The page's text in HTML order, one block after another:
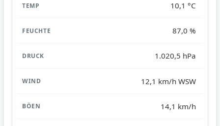
10,1 °C
87,0 %
1.020,5 hPa
12,1 km/h WSW
14,1 km/h